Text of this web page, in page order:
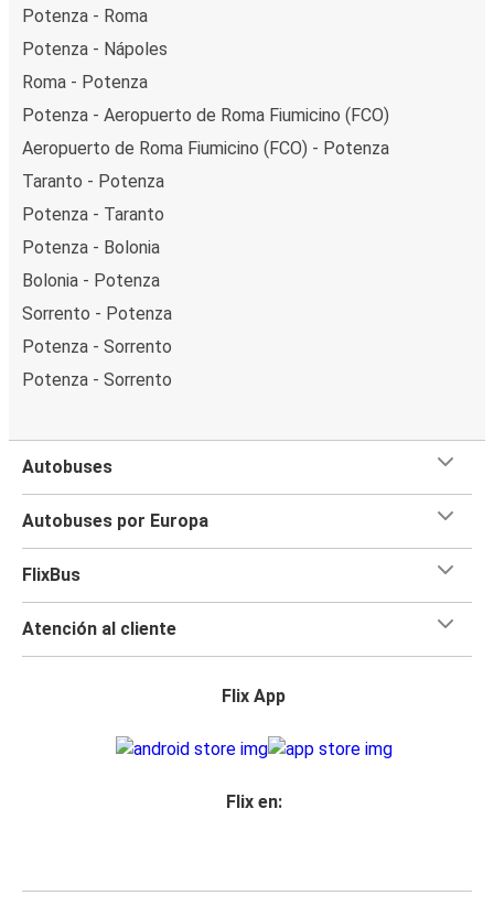
Potenza - Roma
Potenza - Nápoles
Roma - Potenza
Potenza - Aeropuerto de Roma Fiumicino (FCO)
Aeropuerto de Roma Fiumicino (FCO) - Potenza
Taranto - Potenza
Potenza - Taranto
Potenza - Bolonia
Bolonia - Potenza
Sorrento - Potenza
Potenza - Sorrento
Potenza - Sorrento
Autobuses
Autobuses por Europa
FlixBus
Atención al cliente
Flix App
Flix en: